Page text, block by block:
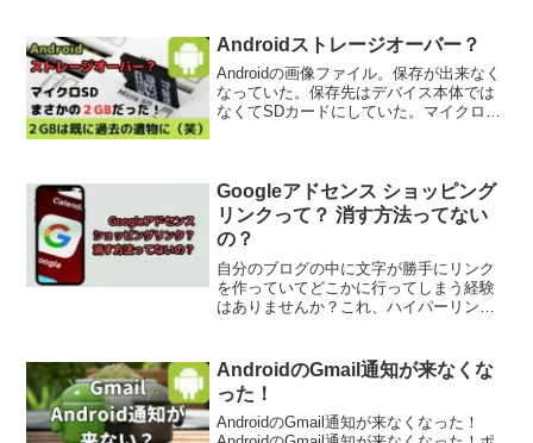
Androidストレージオーバー？
Androidの画像ファイル。保存が出来なく
なっていた。保存先はデバイス本体では
なくてSDカードにしていた。マイクロ
だ。そん...
Googleアドセンス ショッピング
リンクって？ 消す方法ってない
の？
自分のブログの中に文字が勝手にリンク
を作っていてどこかに行ってしまう経験
はありませんか？これ、ハイパーリンク
て、記事内の言葉でAmazonとかAppleに
誘導されま...
AndroidのGmail通知が来なくな
った！
AndroidのGmail通知が来なくなった！